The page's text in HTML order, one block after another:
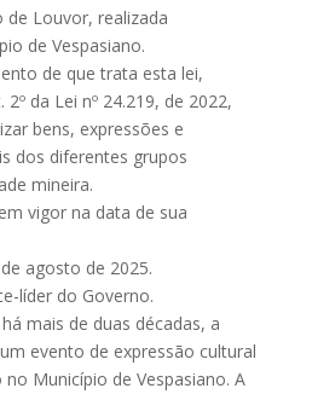
de Louvor, realizada
de Vespasiano.
de que trata esta lei,
da Lei nº 24.219, de 2022,
bens, expressões e
dos diferentes grupos
mineira.
vigor na data de sua
agosto de 2025.
líder do Governo.
mais de duas décadas, a
evento de expressão cultural
Município de Vespasiano. A